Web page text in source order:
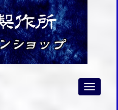
Toggle